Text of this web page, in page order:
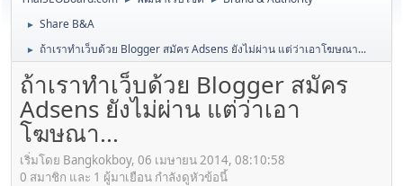
► Share B&A
► ถ้าเราทำเว็บด้วย Blogger สมัคร Adsens ยังไม่ผ่าน แต่ว่าเอาโฆษณา...
ถ้าเราทำเว็บด้วย Blogger สมัคร
Adsens ยังไม่ผ่าน แต่ว่าเอา
โฆษณา...
เริ่มโดย Bangkokboy, 06 เมษายน 2014, 08:10:58
0 สมาชิก และ 1 ผู้มาเยือน กำลังดูหัวข้อนี้